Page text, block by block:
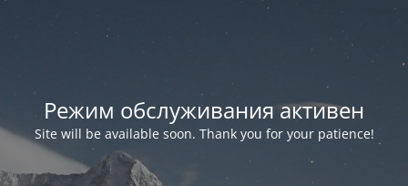
Режим обслуживания активен
Site will be available soon. Thank you for your patience!